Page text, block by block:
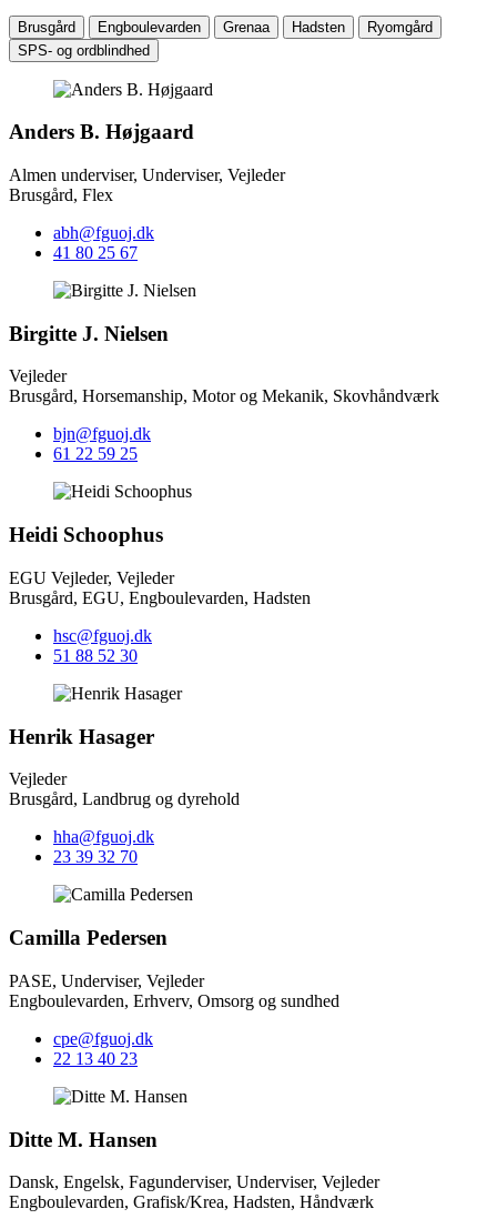
Brusgård Engboulevarden Grenaa Hadsten
Ryomgård
SPS- og ordblindhed
Anders B. Højgaard
Almen underviser, Underviser, Vejleder
Brusgård, Flex
abh@fguoj.dk
41 80 25 67
Birgitte J. Nielsen
Vejleder
Brusgård, Horsemanship, Motor og Mekanik, Skovhåndværk
bjn@fguoj.dk
61 22 59 25
Heidi Schoophus
EGU Vejleder, Vejleder
Brusgård, EGU, Engboulevarden, Hadsten
hsc@fguoj.dk
51 88 52 30
Henrik Hasager
Vejleder
Brusgård, Landbrug og dyrehold
hha@fguoj.dk
23 39 32 70
Camilla Pedersen
PASE, Underviser, Vejleder
Engboulevarden, Erhverv, Omsorg og sundhed
cpe@fguoj.dk
22 13 40 23
Ditte M. Hansen
Dansk, Engelsk, Fagunderviser, Underviser, Vejleder
Engboulevarden, Grafisk/Krea, Hadsten, Håndværk